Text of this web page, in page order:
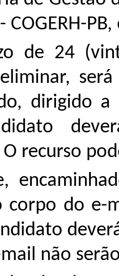
COGERH-
de 24
dirigido
recurso
corpo do e-
não